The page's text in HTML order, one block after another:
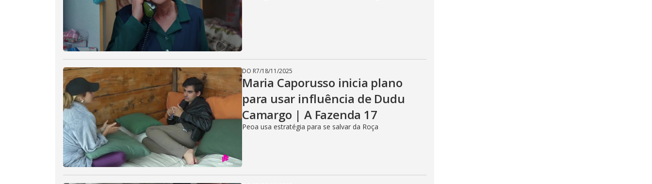
DO R7/18/11/2025
Maria Caporusso inicia plano
para usar influência de Dudu
Camargo | A Fazenda 17
Peoa usa estratégia para se salvar da Roça